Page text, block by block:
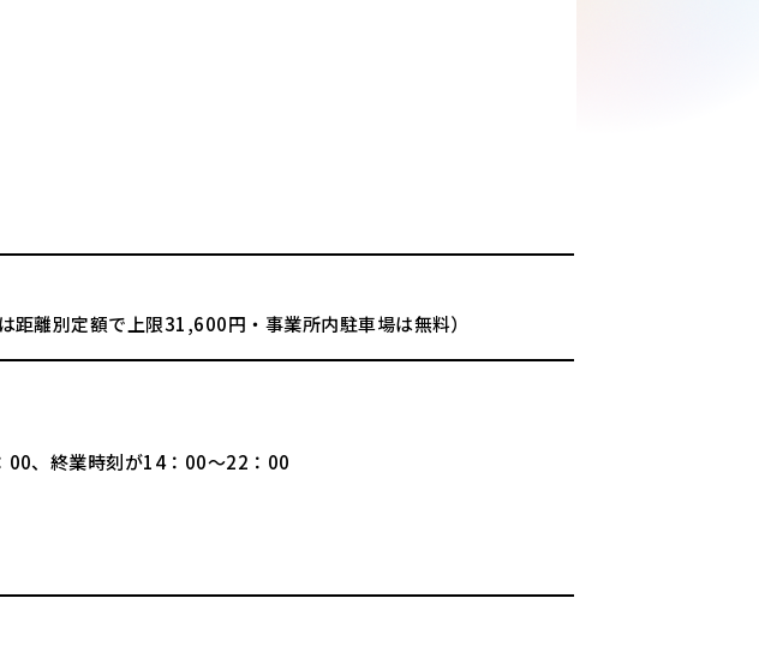
離別定額で上限31,600円・事業所内駐車場は無料）
00、終業時刻が14：00～22：00